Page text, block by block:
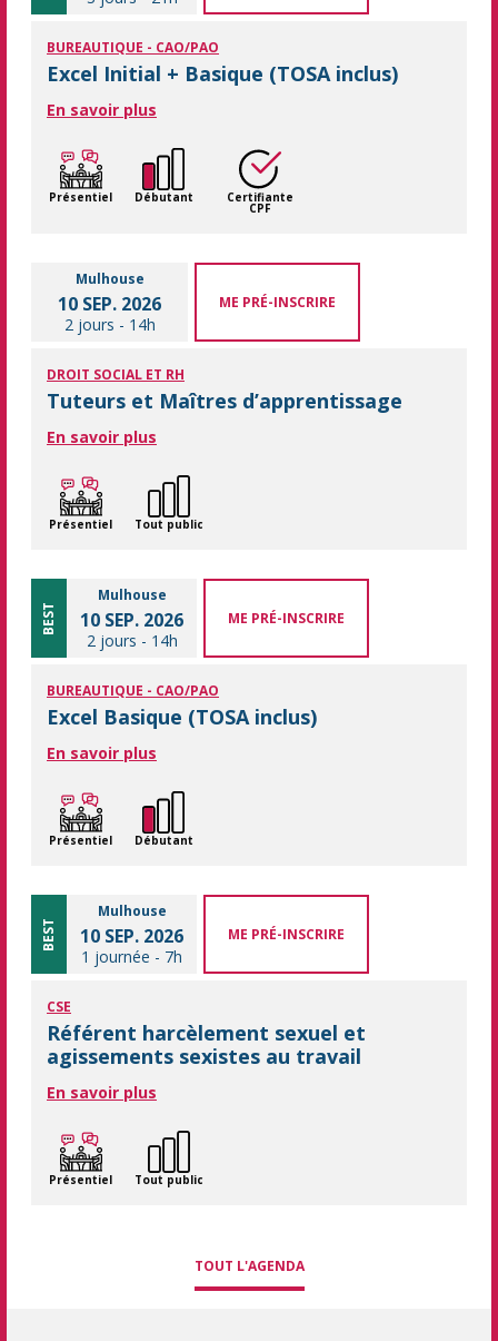
BUREAUTIQUE - CAO/PAO
Excel Initial + Basique (TOSA inclus)
En savoir plus
Présentiel Débutant Certifiante
CPF
Mulhouse
10 SEP. 2026
2 jours - 14h
ME PRÉ-INSCRIRE
DROIT SOCIAL ET RH
Tuteurs et Maîtres d’apprentissage
En savoir plus
Présentiel Tout public
BEST
Mulhouse
10 SEP. 2026
2 jours - 14h
ME PRÉ-INSCRIRE
BUREAUTIQUE - CAO/PAO
Excel Basique (TOSA inclus)
En savoir plus
Présentiel Débutant
BEST
Mulhouse
10 SEP. 2026
1 journée - 7h
ME PRÉ-INSCRIRE
CSE
Référent harcèlement sexuel et
agissements sexistes au travail
En savoir plus
Présentiel Tout public
TOUT L'AGENDA